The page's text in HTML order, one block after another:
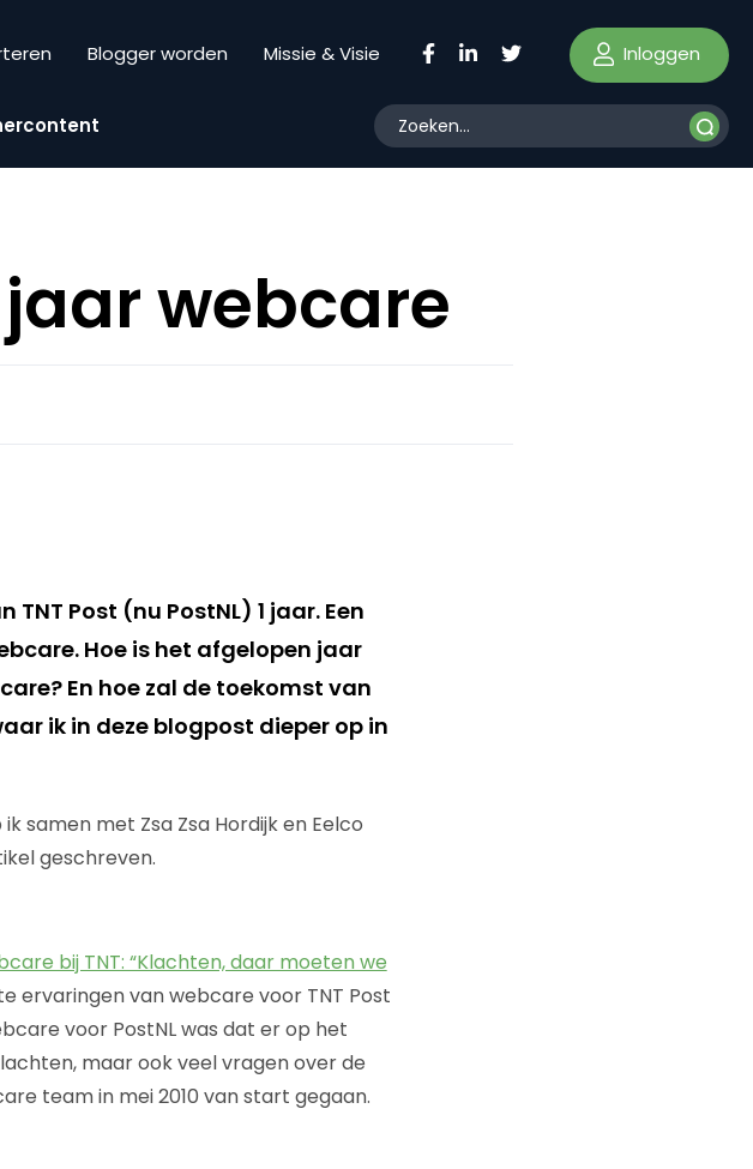
Blogger worden Missie & Visie Inloggen
webcare
Post (nu PostNL) 1 jaar. Een
Hoe is het afgelopen jaar
En hoe zal de toekomst van
ik in deze blogpost dieper op in
samen met Zsa Zsa Hordijk en Eelco
geschreven.
bij TNT: “Klachten, daar moeten we
ervaringen van webcare voor TNT Post
voor PostNL was dat er op het
maar ook veel vragen over de
team in mei 2010 van start gegaan.